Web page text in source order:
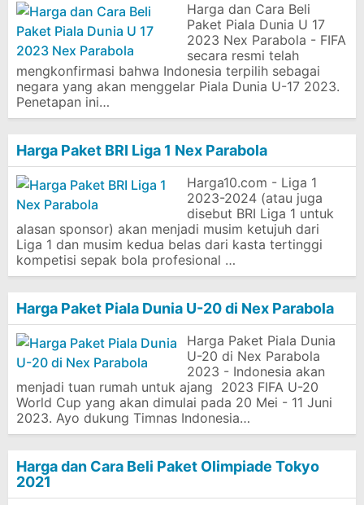
Harga dan Cara Beli
Paket Piala Dunia U 17
2023 Nex Parabola - FIFA
secara resmi telah
mengkonfirmasi bahwa Indonesia terpilih sebagai
negara yang akan menggelar Piala Dunia U-17 2023.
Penetapan ini…
Harga Paket BRI Liga 1 Nex Parabola
Harga10.com - Liga 1
2023-2024 (atau juga
disebut BRI Liga 1 untuk
alasan sponsor) akan menjadi musim ketujuh dari
Liga 1 dan musim kedua belas dari kasta tertinggi
kompetisi sepak bola profesional …
Harga Paket Piala Dunia U-20 di Nex Parabola
Harga Paket Piala Dunia
U-20 di Nex Parabola
2023 - Indonesia akan
menjadi tuan rumah untuk ajang 2023 FIFA U-20
World Cup yang akan dimulai pada 20 Mei - 11 Juni
2023. Ayo dukung Timnas Indonesia…
Harga dan Cara Beli Paket Olimpiade Tokyo
2021